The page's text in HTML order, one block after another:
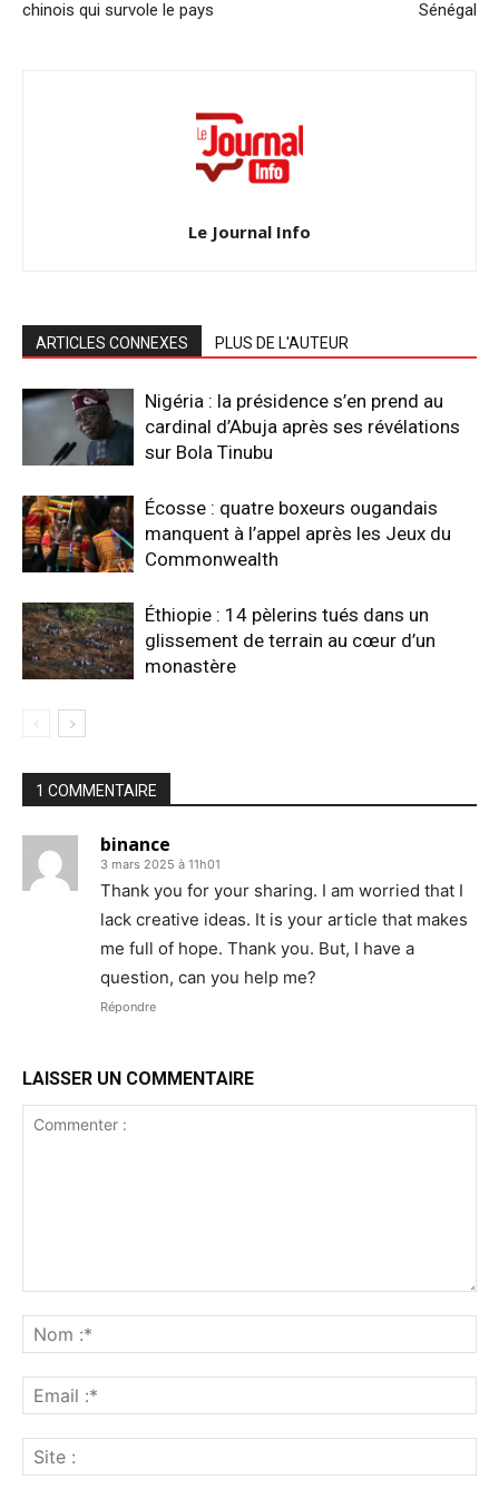
chinois qui survole le pays Sénégal
Le Journal Info
ARTICLES CONNEXES PLUS DE L'AUTEUR
Nigéria : la présidence s’en prend au
cardinal d’Abuja après ses révélations
sur Bola Tinubu
Écosse : quatre boxeurs ougandais
manquent à l’appel après les Jeux du
Commonwealth
Éthiopie : 14 pèlerins tués dans un
glissement de terrain au cœur d’un
monastère
1 COMMENTAIRE
binance
3 mars 2025 à 11h01
Thank you for your sharing. I am worried that I
lack creative ideas. It is your article that makes
me full of hope. Thank you. But, I have a
question, can you help me?
Répondre
LAISSER UN COMMENTAIRE